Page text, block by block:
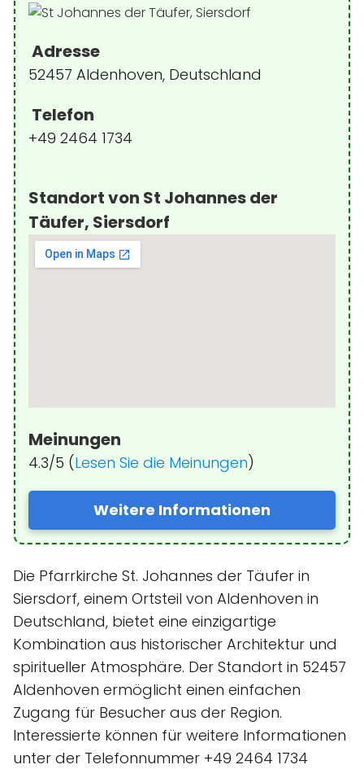
Adresse
52457 Aldenhoven, Deutschland
Telefon
+49 2464 1734
Standort von St Johannes der
Täufer, Siersdorf
Meinungen
4.3/5 (Lesen Sie die Meinungen)
Weitere Informationen
Die Pfarrkirche St. Johannes der Täufer in
Siersdorf, einem Ortsteil von Aldenhoven in
Deutschland, bietet eine einzigartige
Kombination aus historischer Architektur und
spiritueller Atmosphäre. Der Standort in 52457
Aldenhoven ermöglicht einen einfachen
Zugang für Besucher aus der Region.
Interessierte können für weitere Informationen
unter der Telefonnummer +49 2464 1734